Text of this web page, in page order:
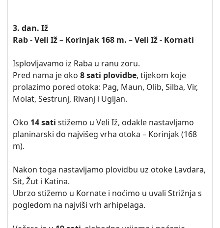
3. dan. Iž
Rab - Veli Iž – Korinjak 168 m. – Veli Iž - Kornati
Isplovljavamo iz Raba u ranu zoru.
Pred nama je oko 8 sati plovidbe, tijekom koje
prolazimo pored otoka: Pag, Maun, Olib, Silba, Vir,
Molat, Sestrunj, Rivanj i Ugljan.
Oko 14 sati stižemo u Veli Iž, odakle nastavljamo
planinarski do najvišeg vrha otoka – Korinjak (168
m).
Nakon toga nastavljamo plovidbu uz otoke Lavdara,
Sit, Žut i Katina.
Ubrzo stižemo u Kornate i noćimo u uvali Strižnja s
pogledom na najviši vrh arhipelaga.